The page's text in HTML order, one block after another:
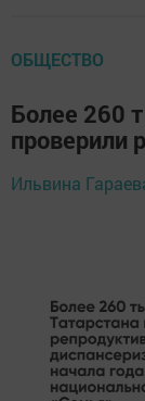
ОБЩЕСТВО
Более 260
проверили
Ильвина